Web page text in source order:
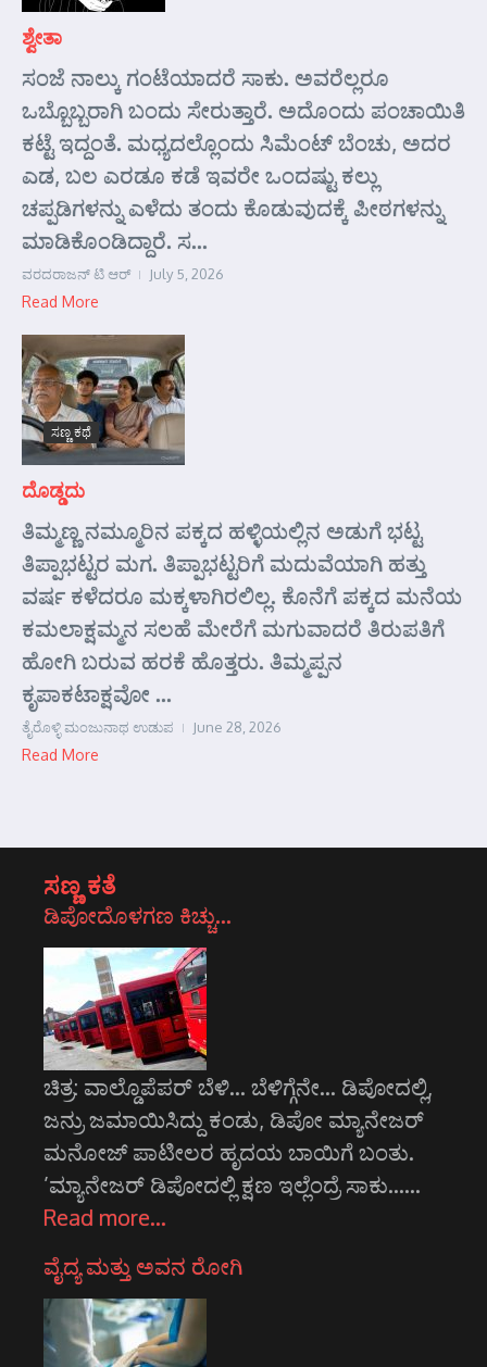
ಶ್ವೇತಾ
ಸಂಜೆ ನಾಲ್ಕು ಗಂಟೆಯಾದರೆ ಸಾಕು. ಅವರೆಲ್ಲರೂ
ಒಬ್ಬೊಬ್ಬರಾಗಿ ಬಂದು ಸೇರುತ್ತಾರೆ. ಅದೊಂದು ಪಂಚಾಯಿತಿ
ಕಟ್ಟೆ ಇದ್ದಂತೆ. ಮಧ್ಯದಲ್ಲೊಂದು ಸಿಮೆಂಟ್ ಬೆಂಚು, ಅದರ
ಎಡ, ಬಲ ಎರಡೂ ಕಡೆ ಇವರೇ ಒಂದಷ್ಟು ಕಲ್ಲು
ಚಪ್ಪಡಿಗಳನ್ನು ಎಳೆದು ತಂದು ಕೊಡುವುದಕ್ಕೆ ಪೀಠಗಳನ್ನು
ಮಾಡಿಕೊಂಡಿದ್ದಾರೆ. ಸ...
ವರದರಾಜನ್ ಟಿ ಆರ್ July 5, 2026
Read More
ಸಣ್ಣ ಕಥೆ
ದೊಡ್ಡದು
ತಿಮ್ಮಣ್ಣ ನಮ್ಮೂರಿನ ಪಕ್ಕದ ಹಳ್ಳಿಯಲ್ಲಿನ ಅಡುಗೆ ಭಟ್ಟ
ತಿಪ್ಪಾಭಟ್ಟರ ಮಗ. ತಿಪ್ಪಾಭಟ್ಟರಿಗೆ ಮದುವೆಯಾಗಿ ಹತ್ತು
ವರ್ಷ ಕಳೆದರೂ ಮಕ್ಕಳಾಗಿರಲಿಲ್ಲ. ಕೊನೆಗೆ ಪಕ್ಕದ ಮನೆಯ
ಕಮಲಾಕ್ಷಮ್ಮನ ಸಲಹೆ ಮೇರೆಗೆ ಮಗುವಾದರೆ ತಿರುಪತಿಗೆ
ಹೋಗಿ ಬರುವ ಹರಕೆ ಹೊತ್ತರು. ತಿಮ್ಮಪ್ಪನ
ಕೃಪಾಕಟಾಕ್ಷವೋ ...
ತೈರೊಳ್ಳಿ ಮಂಜುನಾಥ ಉಡುಪ June 28, 2026
Read More
ಸಣ್ಣ ಕತೆ
ಡಿಪೋದೊಳಗಣ ಕಿಚ್ಚು…
ಚಿತ್ರ: ವಾಲ್ಡೊಪೆಪರ್‍ ಬೆಳಿ… ಬೆಳಿಗ್ಗೆನೇ… ಡಿಪೋದಲ್ಲಿ,
ಜನ್ರು ಜಮಾಯಿಸಿದ್ದು ಕಂಡು, ಡಿಪೋ ಮ್ಯಾನೇಜರ್
ಮನೋಜ್ ಪಾಟೀಲರ ಹೃದಯ ಬಾಯಿಗೆ ಬಂತು.
’ಮ್ಯಾನೇಜರ್ ಡಿಪೋದಲ್ಲಿ ಕ್ಷಣ ಇಲ್ಲೆಂದ್ರೆ ಸಾಕು……
Read more…
ವೈದ್ಯ ಮತ್ತು ಅವನ ರೋಗಿ